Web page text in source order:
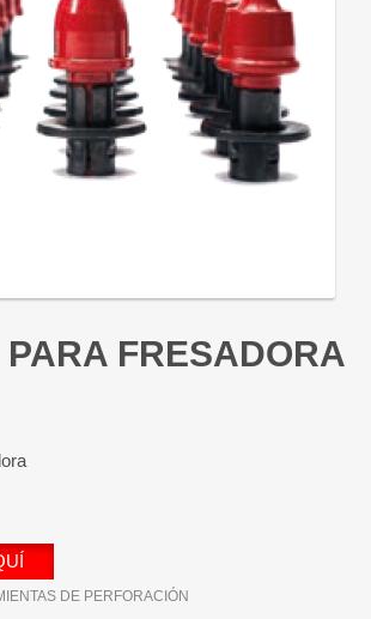
PARA FRESADORA
DE PERFORACIÓN